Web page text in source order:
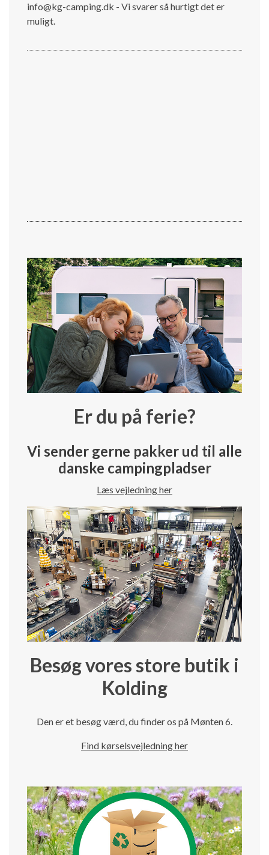
info@kg-camping.dk - Vi svarer så hurtigt det er
muligt.
Er du på ferie?
Vi sender gerne pakker ud til alle
danske campingpladser
Læs vejledning her
Besøg vores store butik i
Kolding
Den er et besøg værd, du finder os på Mønten 6.
Find kørselsvejledning her